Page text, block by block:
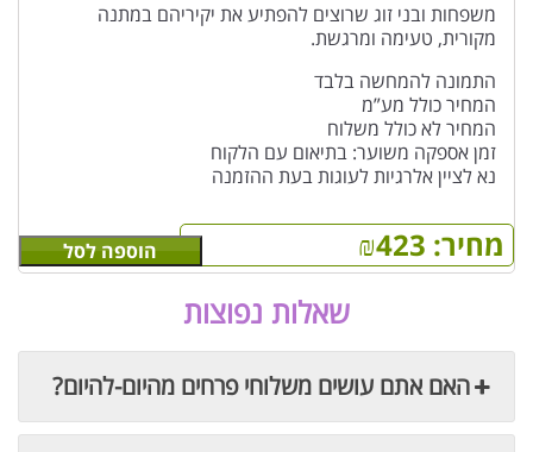
משפחות ובני זוג שרוצים להפתיע את יקיריהם במתנה
מקורית, טעימה ומרגשת.
התמונה להמחשה בלבד
המחיר כולל מע”מ
המחיר לא כולל משלוח
זמן אספקה משוער: בתיאום עם הלקוח
נא לציין אלרגיות לעוגות בעת ההזמנה
מחיר: ₪423 הוספה לסל
שאלות נפוצות
האם אתם עושים משלוחי פרחים מהיום-להיום?